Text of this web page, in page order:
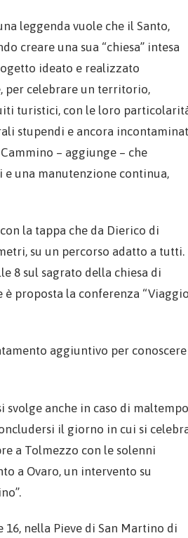
leggenda vuole che il Santo,
creare una sua “chiesa” intesa
ideato e realizzato
per celebrare un territorio,
turistici, con le loro
stupendi e ancora
– aggiunge – che
una manutenzione continua,
la tappa che da Dierico di
su un percorso adatto a tutti.
8 sul sagrato della chiesa di
è proposta la conferenza
aggiuntivo per conoscere
anche in caso di
il giorno in cui si
a Tolmezzo con le solenni
a Ovaro, un intervento su
nella Pieve di San Martino di